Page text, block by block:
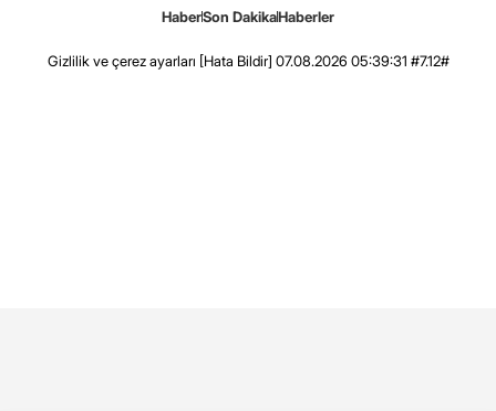
HaberSon DakikaHaberler
Gizlilik ve çerez ayarları [Hata Bildir] 07.08.2026 05:39:31 #7.12#